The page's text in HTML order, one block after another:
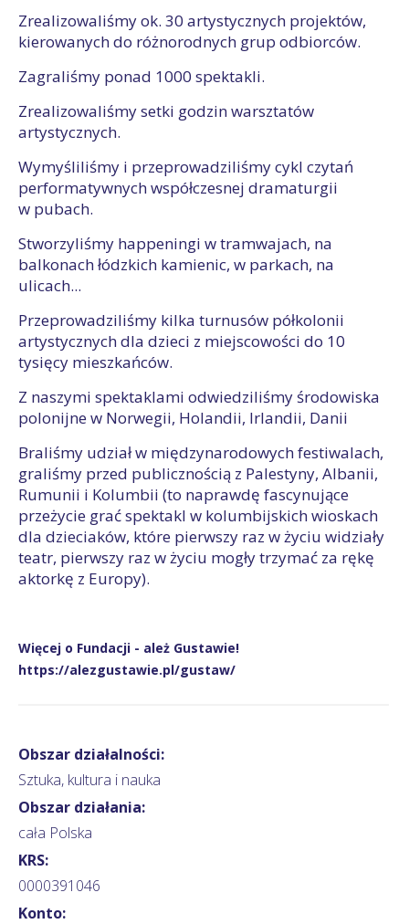
Zrealizowaliśmy ok. 30 artystycznych projektów,
kierowanych do różnorodnych grup odbiorców.
Zagraliśmy ponad 1000 spektakli.
Zrealizowaliśmy setki godzin warsztatów
artystycznych.
Wymyśliliśmy i przeprowadziliśmy cykl czytań
performatywnych współczesnej dramaturgii
w pubach.
Stworzyliśmy happeningi w tramwajach, na
balkonach łódzkich kamienic, w parkach, na
ulicach...
Przeprowadziliśmy kilka turnusów półkolonii
artystycznych dla dzieci z miejscowości do 10
tysięcy mieszkańców.
Z naszymi spektaklami odwiedziliśmy środowiska
polonijne w Norwegii, Holandii, Irlandii, Danii
Braliśmy udział w międzynarodowych festiwalach,
graliśmy przed publicznością z Palestyny, Albanii,
Rumunii i Kolumbii (to naprawdę fascynujące
przeżycie grać spektakl w kolumbijskich wioskach
dla dzieciaków, które pierwszy raz w życiu widziały
teatr, pierwszy raz w życiu mogły trzymać za rękę
aktorkę z Europy).
Więcej o Fundacji - ależ Gustawie!
https://alezgustawie.pl/gustaw/
Obszar działalności:
Sztuka, kultura i nauka
Obszar działania:
cała Polska
KRS:
0000391046
Konto: